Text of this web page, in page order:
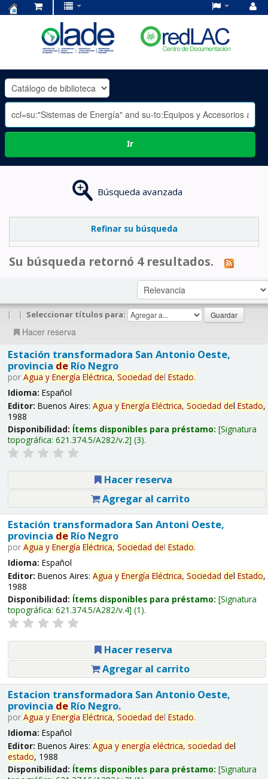
OLADE
-
Ir
Búsqueda avanzada
Refinar su búsqueda
Su búsqueda retornó 4 resultados.
| | Seleccionar títulos para:
Hacer reserva
Estación transformadora San Antonio Oeste,
provincia deRío Negro
por Agua y Energía Eléctrica, Sociedad del Estado.
Idioma: Español
Editor: Buenos Aires: Agua y Energía Eléctrica, Sociedad del Estado,
1988
Disponibilidad: Ítems disponibles para préstamo: Signatura
topográfica: 621.374.5/A282/v.2 (3).
Hacer reserva
Agregar al carrito
Estación transformadora San Antoni Oeste,
provincia deRío Negro
por Agua y Energía Eléctrica, Sociedad del Estado.
Idioma: Español
Editor: Buenos Aires: Agua y Energía Eléctrica, Sociedad del Estado,
1988
Disponibilidad: Ítems disponibles para préstamo: Signatura
topográfica: 621.374.5/A282/v.4 (1).
Hacer reserva
Agregar al carrito
Estacion transformadora San Antonio Oeste,
provincia deRío Negro.
por Agua y Energía Eléctrica, Sociedad del Estado.
Idioma: Español
Editor: Buenos Aires: Agua y energía eléctrica, sociedad del
estado, 1988
Disponibilidad: Ítems disponibles para préstamo: Signatura